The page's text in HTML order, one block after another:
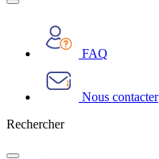
FAQ
Nous contacter
Rechercher